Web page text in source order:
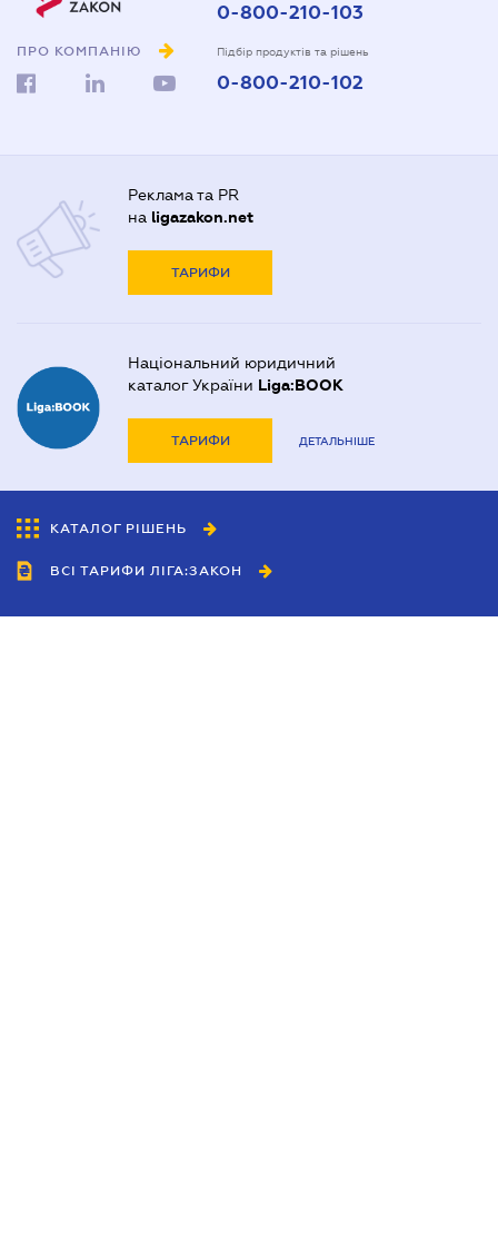
ПРО КОМПАНІЮ
0-800-210-103
Підбір продуктів та рішень
0-800-210-102
Реклама та PR
на ligazakon.net
ТАРИФИ
Національний юридичний
каталог України Liga:BOOK
ТАРИФИ ДЕТАЛЬНІШЕ
КАТАЛОГ РІШЕНЬ
ВСІ ТАРИФИ ЛІГА:ЗАКОН